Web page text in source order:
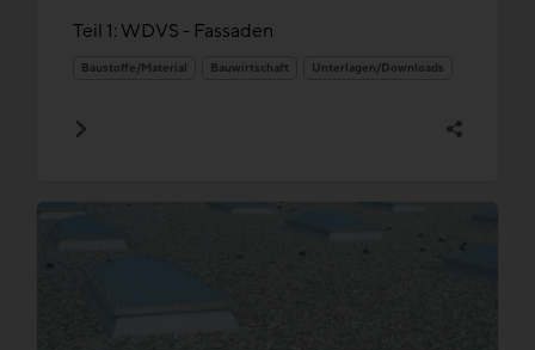
Teil 1: WDVS - Fassaden
Baustoffe/Material Bauwirtschaft Unterlagen/Downloads